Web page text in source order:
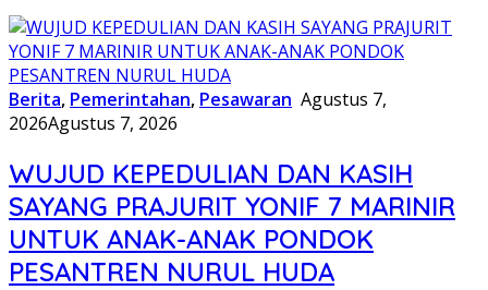
Berita, Pemerintahan, Pesawaran Agustus 7,
2026Agustus 7, 2026
WUJUD KEPEDULIAN DAN KASIH
SAYANG PRAJURIT YONIF 7 MARINIR
UNTUK ANAK-ANAK PONDOK
PESANTREN NURUL HUDA